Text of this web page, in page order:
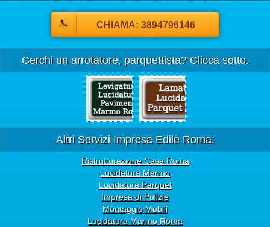
CHIAMA: 3894796146
Cerchi un arrotatore, parquettista? Clicca sotto.
Altri Servizi Impresa Edile Roma:
Ristrutturazione Casa Roma
Lucidatura Marmo
Lucidatura Parquet
Impresa di Pulizie
Montaggio Mobili
Lucidatura Marmo Roma